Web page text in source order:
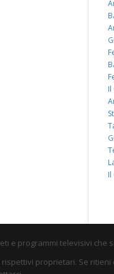
Il
Il
e programmi televisivi che
proprietari. Se